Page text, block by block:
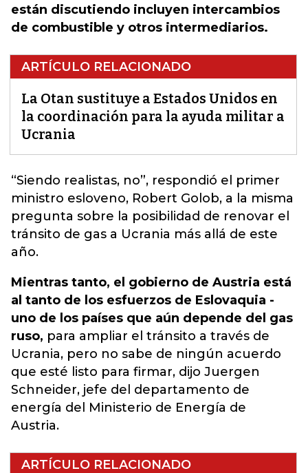
están discutiendo incluyen intercambios
de combustible y otros intermediarios.
ARTÍCULO RELACIONADO
La Otan sustituye a Estados Unidos en
la coordinación para la ayuda militar a
Ucrania
“Siendo realistas, no”, respondió el primer
ministro esloveno, Robert Golob, a la misma
pregunta sobre la posibilidad de renovar el
tránsito de gas a Ucrania más allá de este
año.
Mientras tanto, el gobierno de Austria está
al tanto de los esfuerzos de Eslovaquia -
uno de los países que aún depende del gas
ruso, para ampliar el tránsito a través de
Ucrania, pero no sabe de ningún acuerdo
que esté listo para firmar, dijo Juergen
Schneider, jefe del departamento de
energía del Ministerio de Energía de
Austria.
ARTÍCULO RELACIONADO